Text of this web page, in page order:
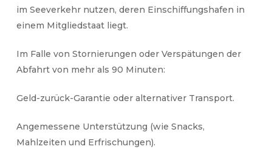
im Seeverkehr nutzen, deren Einschiffungshafen in
einem Mitgliedstaat liegt.
Im Falle von Stornierungen oder Verspätungen der
Abfahrt von mehr als 90 Minuten:
Geld-zurück-Garantie oder alternativer Transport.
Angemessene Unterstützung (wie Snacks,
Mahlzeiten und Erfrischungen).